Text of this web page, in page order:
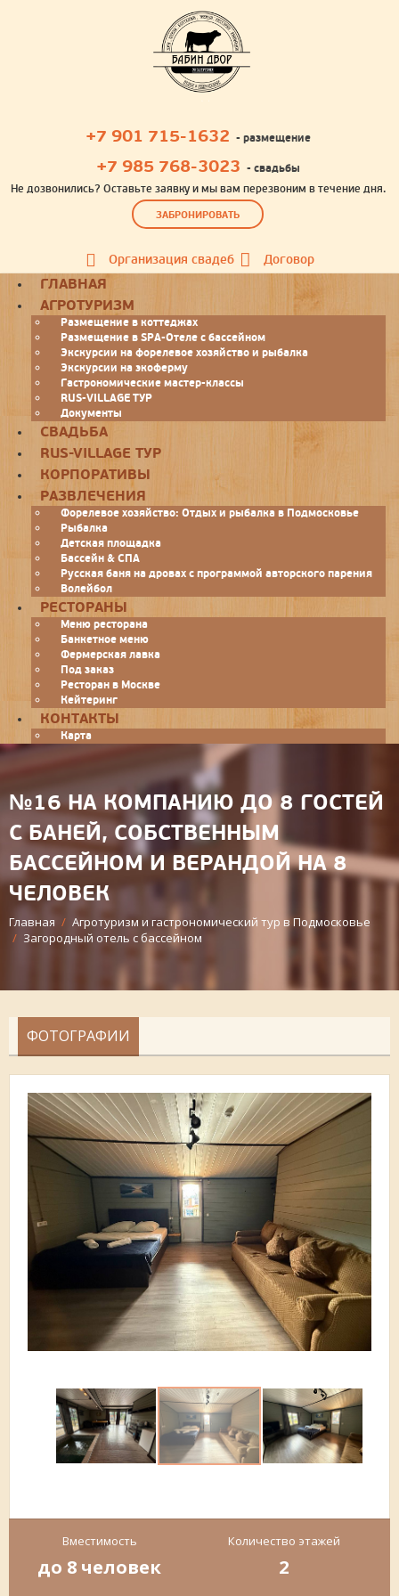
+7 901 715-1632 - размещение
+7 985 768-3023 - свадьбы
Не дозвонились? Оставьте заявку и мы вам перезвоним в течение дня.
ЗАБРОНИРОВАТЬ
Организация свадеб Договор
Toggle
ГЛАВНАЯ
АГРОТУРИЗМ
Размещение в коттеджах
Размещение в SPA-Отеле с бассейном
Экскурсии на форелевое хозяйство и рыбалка
Экскурсии на экоферму
Гастрономические мастер-классы
RUS-VILLAGE ТУР
Документы
СВАДЬБА
RUS-VILLAGE ТУР
КОРПОРАТИВЫ
РАЗВЛЕЧЕНИЯ
Форелевое хозяйство: Отдых и рыбалка в Подмосковье
Рыбалка
Детская площадка
Бассейн & СПА
Русская баня на дровах с программой авторского парения
Волейбол
РЕСТОРАНЫ
Меню ресторана
Банкетное меню
Фермерская лавка
Под заказ
Ресторан в Москве
Кейтеринг
КОНТАКТЫ
Карта
№16 НА КОМПАНИЮ ДО 8 ГОСТЕЙ
С БАНЕЙ, СОБСТВЕННЫМ
БАССЕЙНОМ И ВЕРАНДОЙ НА 8
ЧЕЛОВЕК
Главная / Агротуризм и гастрономический тур в Подмосковье
/ Загородный отель с бассейном
ФОТОГРАФИИ
Вместимость
до 8 человек
Количество этажей
2